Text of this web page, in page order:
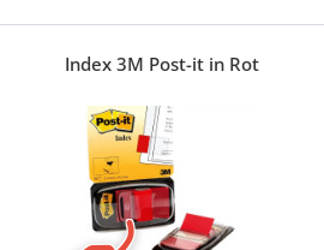
Index 3M Post-it in Rot